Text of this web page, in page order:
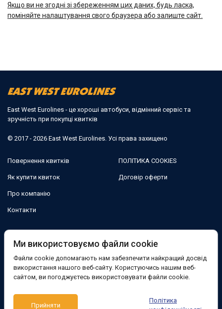
Якщо ви не згодні зі збереженням цих даних, будь ласка,
поміняйте налаштування свого браузера або залиште сайт.
East West Eurolines - це хороші автобуси, відмінний сервіс та
зручність при покупці квитків
© 2017 - 2026 East West Eurolines. Усі права захищено
Повернення квитків
Як купити квиток
Про компанію
Контакти
ПОЛІТИКА COOKIES
Договір оферти
Facebook
Підтримка:
Ми використовуємо файли cookie
Файли cookie допомагають нам забезпечити найкращий досвід
використання нашого веб-сайту. Користуючись нашим веб-
сайтом, ви погоджуєтесь використовувати файли cookie.
Прийняти
Політика